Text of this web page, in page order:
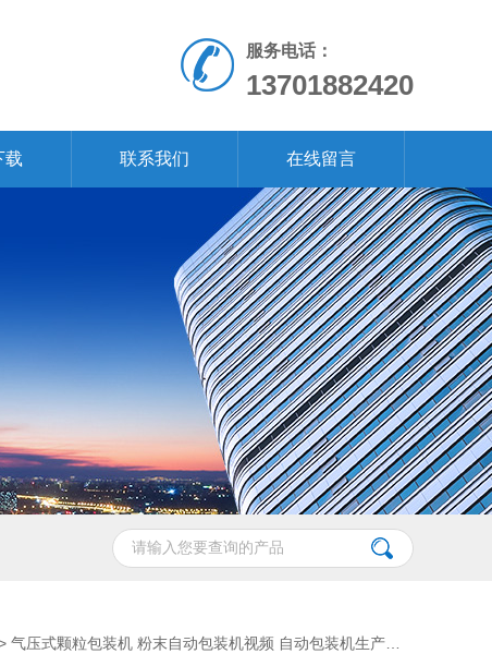
服务电话：
13701882420
载 联系我们 在线留言
气压式颗粒包装机 粉末自动包装机视频 自动包装机生产厂家